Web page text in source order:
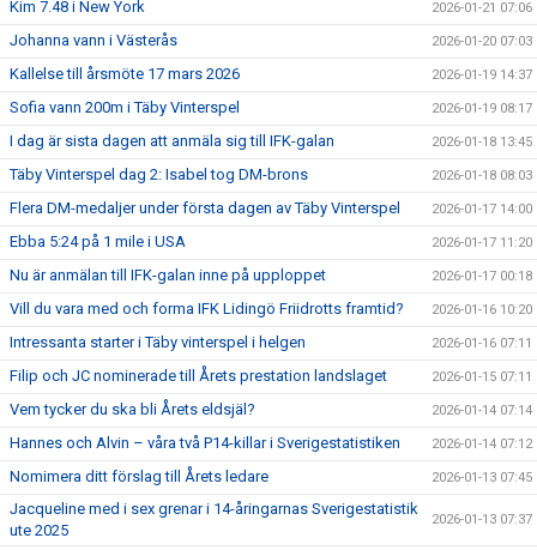
Kim 7.48 i New York 2026-01-21 07:06
Johanna vann i Västerås 2026-01-20 07:03
Kallelse till årsmöte 17 mars 2026 2026-01-19 14:37
Sofia vann 200m i Täby Vinterspel 2026-01-19 08:17
I dag är sista dagen att anmäla sig till IFK-galan 2026-01-18 13:45
Täby Vinterspel dag 2: Isabel tog DM-brons 2026-01-18 08:03
Flera DM-medaljer under första dagen av Täby Vinterspel 2026-01-17 14:00
Ebba 5:24 på 1 mile i USA 2026-01-17 11:20
Nu är anmälan till IFK-galan inne på upploppet 2026-01-17 00:18
Vill du vara med och forma IFK Lidingö Friidrotts framtid? 2026-01-16 10:20
Intressanta starter i Täby vinterspel i helgen 2026-01-16 07:11
Filip och JC nominerade till Årets prestation landslaget 2026-01-15 07:11
Vem tycker du ska bli Årets eldsjäl? 2026-01-14 07:14
Hannes och Alvin – våra två P14-killar i Sverigestatistiken 2026-01-14 07:12
Nomimera ditt förslag till Årets ledare 2026-01-13 07:45
Jacqueline med i sex grenar i 14-åringarnas Sverigestatistik
ute 2025
2026-01-13 07:37